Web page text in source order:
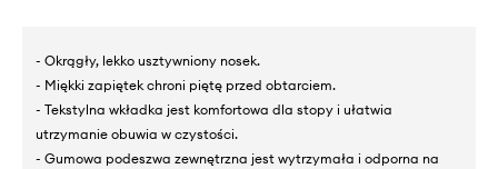
- Okrągły, lekko usztywniony nosek.
- Miękki zapiętek chroni piętę przed obtarciem.
- Tekstylna wkładka jest komfortowa dla stopy i ułatwia
utrzymanie obuwia w czystości.
- Gumowa podeszwa zewnętrzna jest wytrzymała i odporna na